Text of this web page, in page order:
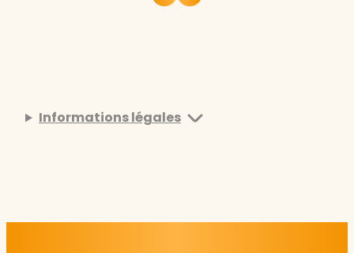
Informations légales